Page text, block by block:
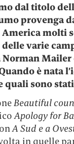
dal titolo
provenga
America molti
varie
Mailer
è nata
quali sono
Beautiful
Apology for
A Sud e a
in quelle